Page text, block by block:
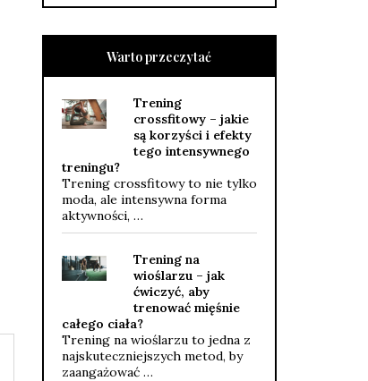
Warto przeczytać
Trening
crossfitowy – jakie
są korzyści i efekty
tego intensywnego
treningu?
Trening crossfitowy to nie tylko
moda, ale intensywna forma
aktywności, …
Trening na
wioślarzu – jak
ćwiczyć, aby
trenować mięśnie
całego ciała?
Trening na wioślarzu to jedna z
najskuteczniejszych metod, by
zaangażować …